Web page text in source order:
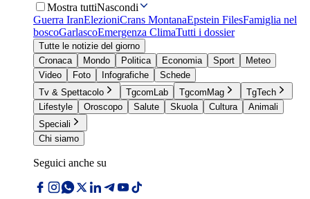
Mostra tuttiNascondi
Guerra IranElezioniCrans MontanaEpstein FilesFamiglia nel
boscoGarlascoEmergenza ClimaTutti i dossier
Tutte le notizie del giorno
Cronaca
Mondo Politica Economia Sport
Meteo
Video
Foto Infografiche
Schede
Tv & Spettacolo
TgcomLab TgcomMag
TgTech
Lifestyle
Oroscopo Salute Skuola Cultura
Animali
Speciali
Chi siamo
Seguici anche su